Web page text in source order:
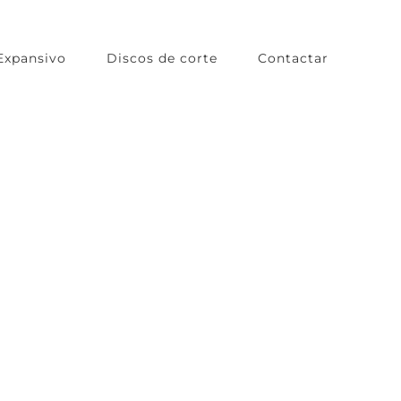
Discos de corte Contactar